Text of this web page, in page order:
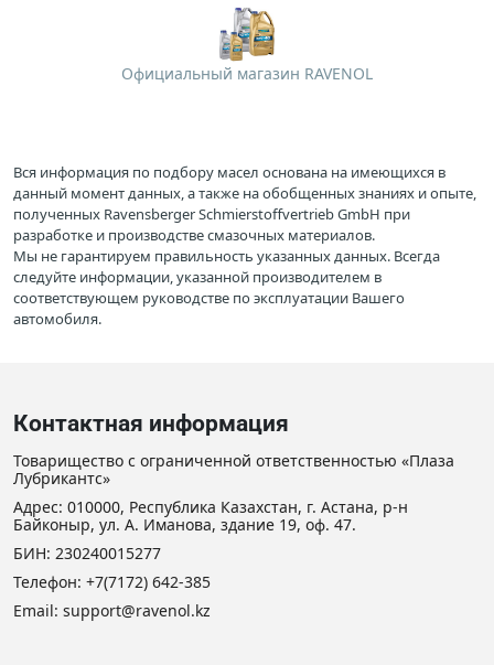
Официальный магазин RAVENOL
Вся информация по подбору масел основана на имеющихся в
данный момент данных, а также на обобщенных знаниях и опыте,
полученных Ravensberger Schmierstoffvertrieb GmbH при
разработке и производстве смазочных материалов.
Мы не гарантируем правильность указанных данных. Всегда
следуйте информации, указанной производителем в
соответствующем руководстве по эксплуатации Вашего
автомобиля.
Контактная информация
Товарищество с ограниченной ответственностью «Плаза
Лубрикантс»
Адрес: 010000, Республика Казахстан, г. Астана, р-н
Байконыр, ул. А. Иманова, здание 19, оф. 47.
БИН: 230240015277
Телефон: +7(7172) 642-385
Email: support@ravenol.kz